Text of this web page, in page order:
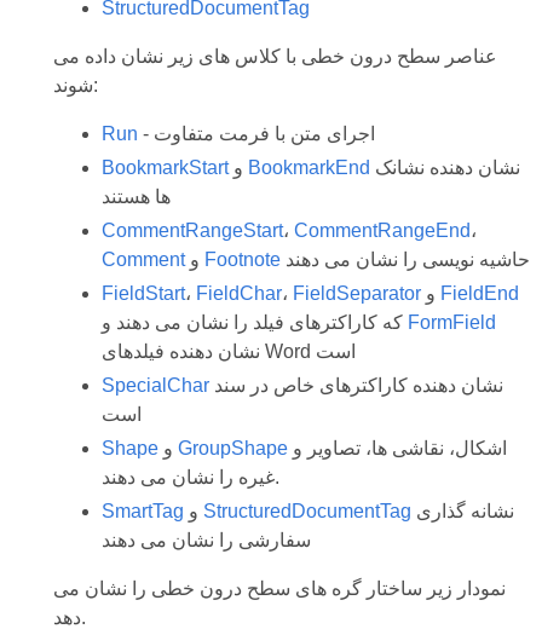
StructuredDocumentTag
عناصر سطح درون خطی با کلاس های زیر نشان داده می
شوند:
Run
- اجرای متن با فرمت متفاوت
BookmarkStart
BookmarkEnd
ها هستند
CommentRangeStart، CommentRangeEnd،
Comment
Footnote حاشیه نویسی را نشان می دهند
FieldStart، FieldChar، FieldSeparator
FieldEnd
که کاراکترهای فیلد را نشان می دهند و FormField
نشان دهنده فیلدهای Word است
SpecialCharنشان دهنده کاراکترهای خاص در سند
است
Shape
GroupShapeاشکال، نقاشی ها، تصاویر و
غیره را نشان می دهند.
SmartTag
StructuredDocumentTag
سفارشی را نشان می دهند
نمودار زیر ساختار گره های سطح درون خطی را نشان می
دهد.